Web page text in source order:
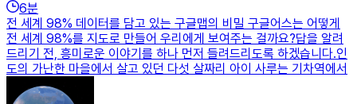
6분
전 세계 98% 데이터를 담고 있는 구글맵의 비밀 구글어스는 어떻게
전 세계 98%를 지도로 만들어 우리에게 보여주는 걸까요?답을 알려
드리기 전, 흥미로운 이야기를 하나 먼저 들려드리도록 하겠습니다.인
도의 가난한 마을에서 살고 있던 다섯 살짜리 아이 사루는 기차역에서